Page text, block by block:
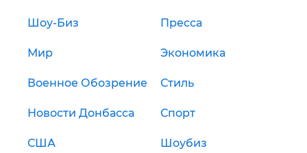
Шоу-Биз Пресса
Мир Экономика
Военное Обозрение Стиль
Новости Донбасса Спорт
США Шоубиз